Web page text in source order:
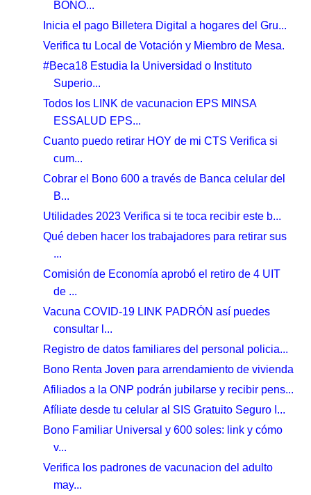
BONO...
Inicia el pago Billetera Digital a hogares del Gru...
Verifica tu Local de Votación y Miembro de Mesa.
#Beca18 Estudia la Universidad o Instituto
Superio...
Todos los LINK de vacunacion EPS MINSA
ESSALUD EPS...
Cuanto puedo retirar HOY de mi CTS Verifica si
cum...
Cobrar el Bono 600 a través de Banca celular del
B...
Utilidades 2023 Verifica si te toca recibir este b...
Qué deben hacer los trabajadores para retirar sus
...
Comisión de Economía aprobó el retiro de 4 UIT
de ...
Vacuna COVID-19 LINK PADRÓN así puedes
consultar l...
Registro de datos familiares del personal policia...
Bono Renta Joven para arrendamiento de vivienda
Afiliados a la ONP podrán jubilarse y recibir pens...
Afíliate desde tu celular al SIS Gratuito Seguro I...
Bono Familiar Universal y 600 soles: link y cómo
v...
Verifica los padrones de vacunacion del adulto
may...